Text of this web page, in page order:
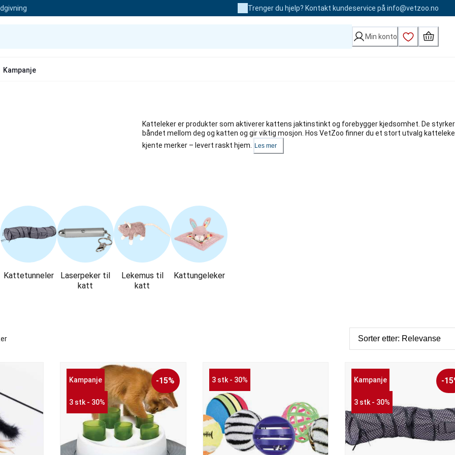
Trenger du hjelp? Kontakt kundeservice på info@vetzoo.no
Min konto
Kampanje
Katteleker er produkter som aktiverer kattens jaktinstinkt og forebygger kjedsomhet. De styrker
båndet mellom deg og katten og gir viktig mosjon. Hos VetZoo finner du et stort utvalg
kjente merker – levert raskt hjem.
Les mer
Kattetunneler
Laserpeker til
katt
Lekemus til
katt
Kattungeleker
Kampanje
3 stk - 30%
-15% 3 stk - 30% Kampanje
3 stk - 30%
-